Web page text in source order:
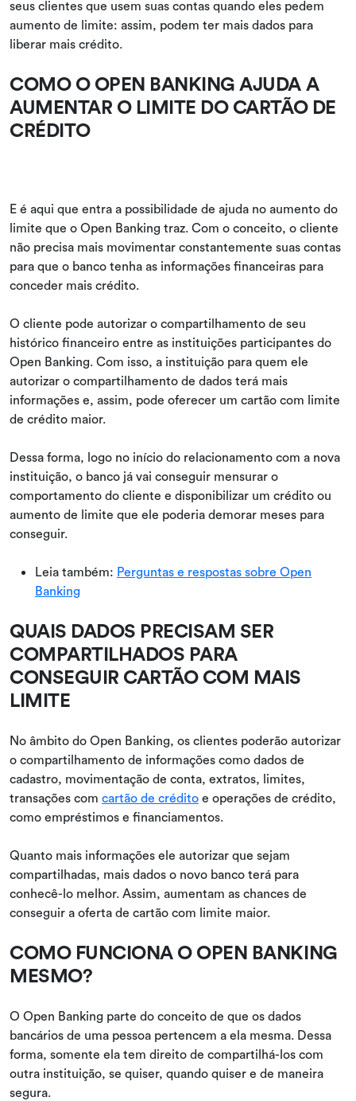
seus clientes que usem suas contas quando eles pedem
aumento de limite: assim, podem ter mais dados para
liberar mais crédito.
COMO O OPEN BANKING AJUDA A
AUMENTAR O LIMITE DO CARTÃO DE
CRÉDITO
E é aqui que entra a possibilidade de ajuda no aumento do
limite que o Open Banking traz. Com o conceito, o cliente
não precisa mais movimentar constantemente suas contas
para que o banco tenha as informações financeiras para
conceder mais crédito.
O cliente pode autorizar o compartilhamento de seu
histórico financeiro entre as instituições participantes do
Open Banking. Com isso, a instituição para quem ele
autorizar o compartilhamento de dados terá mais
informações e, assim, pode oferecer um cartão com limite
de crédito maior.
Dessa forma, logo no início do relacionamento com a nova
instituição, o banco já vai conseguir mensurar o
comportamento do cliente e disponibilizar um crédito ou
aumento de limite que ele poderia demorar meses para
conseguir.
Leia também: Perguntas e respostas sobre Open
Banking
QUAIS DADOS PRECISAM SER
COMPARTILHADOS PARA
CONSEGUIR CARTÃO COM MAIS
LIMITE
No âmbito do Open Banking, os clientes poderão autorizar
o compartilhamento de informações como dados de
cadastro, movimentação de conta, extratos, limites,
transações com cartão de crédito e operações de crédito,
como empréstimos e financiamentos.
Quanto mais informações ele autorizar que sejam
compartilhadas, mais dados o novo banco terá para
conhecê-lo melhor. Assim, aumentam as chances de
conseguir a oferta de cartão com limite maior.
COMO FUNCIONA O OPEN BANKING
MESMO?
O Open Banking parte do conceito de que os dados
bancários de uma pessoa pertencem a ela mesma. Dessa
forma, somente ela tem direito de compartilhá-los com
outra instituição, se quiser, quando quiser e de maneira
segura.